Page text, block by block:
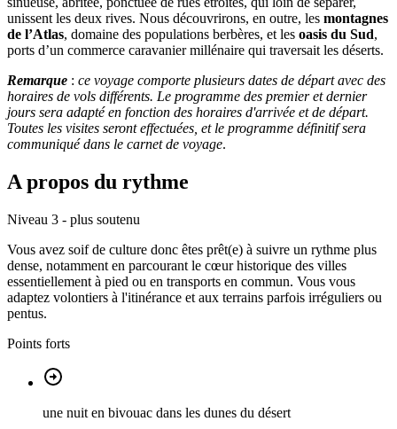
unissent les deux rives. Nous découvrirons, en outre, les montagnes
de l’Atlas, domaine des populations berbères, et les oasis du Sud,
ports d’un commerce caravanier millénaire qui traversait les déserts.
Remarque : ce voyage comporte plusieurs dates de départ avec des
horaires de vols différents. Le programme des premier et dernier
jours sera adapté en fonction des horaires d'arrivée et de départ.
Toutes les visites seront effectuées, et le programme définitif sera
communiqué dans le carnet de voyage.
A propos du rythme
Niveau 3 - plus soutenu
Vous avez soif de culture donc êtes prêt(e) à suivre un rythme plus
dense, notamment en parcourant le cœur historique des villes
essentiellement à pied ou en transports en commun. Vous vous
adaptez volontiers à l'itinérance et aux terrains parfois irréguliers ou
pentus.
Points forts
une nuit en bivouac dans les dunes du désert